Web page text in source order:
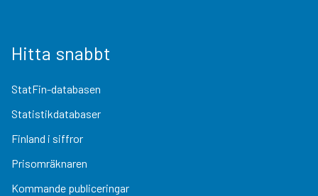
Hitta snabbt
StatFin-databasen
Statistikdatabaser
Finland i siffror
Prisomräknaren
Kommande publiceringar